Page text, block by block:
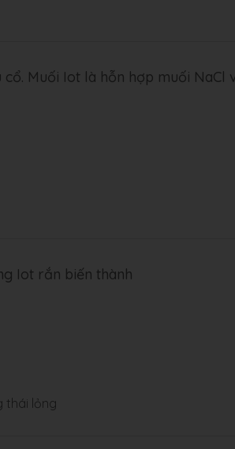
Muối Iot là hỗn hợp muối NaCl
Iot rắn biến thành
thái lỏng